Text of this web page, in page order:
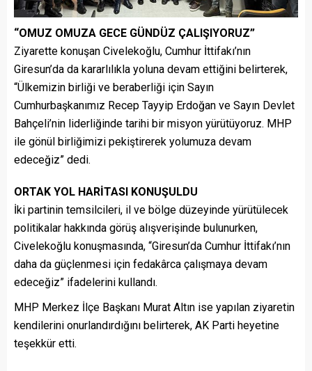
“OMUZ OMUZA GECE GÜNDÜZ ÇALIŞIYORUZ”
Ziyarette konuşan Civelekoğlu, Cumhur İttifakı’nın
Giresun’da da kararlılıkla yoluna devam ettiğini belirterek,
“Ülkemizin birliği ve beraberliği için Sayın
Cumhurbaşkanımız Recep Tayyip Erdoğan ve Sayın Devlet
Bahçeli’nin liderliğinde tarihi bir misyon yürütüyoruz. MHP
ile gönül birliğimizi pekiştirerek yolumuza devam
edeceğiz” dedi.
ORTAK YOL HARİTASI KONUŞULDU
İki partinin temsilcileri, il ve bölge düzeyinde yürütülecek
politikalar hakkında görüş alışverişinde bulunurken,
Civelekoğlu konuşmasında, “Giresun’da Cumhur İttifakı’nın
daha da güçlenmesi için fedakârca çalışmaya devam
edeceğiz” ifadelerini kullandı.
MHP Merkez İlçe Başkanı Murat Altın ise yapılan ziyaretin
kendilerini onurlandırdığını belirterek, AK Parti heyetine
teşekkür etti.